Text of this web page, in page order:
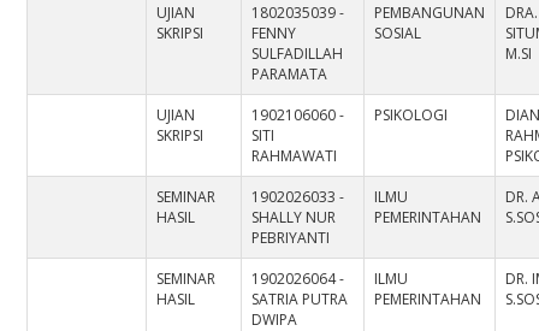
UJIAN
SKRIPSI
1802035039 -
FENNY
SULFADILLAH
PARAMATA
PEMBANGUNAN
SOSIAL
M.SI
UJIAN
SKRIPSI
1902106060 -
SITI
RAHMAWATI
PSIKOLOGI
SEMINAR
HASIL
1902026033 -
SHALLY NUR
PEBRIYANTI
ILMU
PEMERINTAHAN
DR.
SEMINAR
HASIL
1902026064 -
SATRIA PUTRA
DWIPA
ILMU
PEMERINTAHAN
DR.